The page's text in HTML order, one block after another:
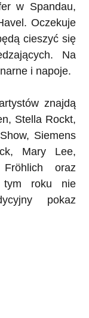
w Spandau,
Oczekuje
cieszyć się
Na
i napoje.
znajdą
Stella Rockt,
Siemens
Mary Lee,
oraz
roku nie
pokaz